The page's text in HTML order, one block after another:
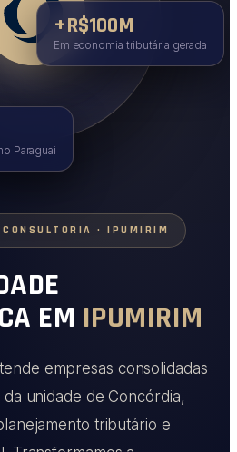
· IPUMIRIM
EM IPUMIRIM
empresas consolidadas
unidade de Concórdia,
tributário e
+R$100M
Em economia tributária gerada
Paraguai